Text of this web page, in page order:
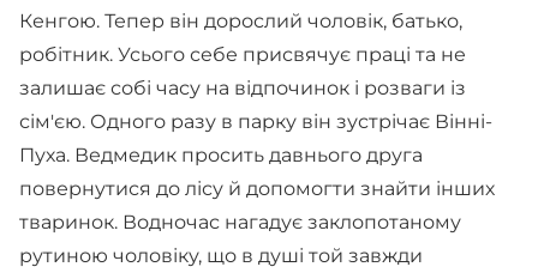
Кенгою. Тепер він дорослий чоловік, батько,
робітник. Усього себе присвячує праці та не
залишає собі часу на відпочинок і розваги із
сім'єю. Одного разу в парку він зустрічає Вінні-
Пуха. Ведмедик просить давнього друга
повернутися до лісу й допомогти знайти інших
тваринок. Водночас нагадує заклопотаному
рутиною чоловіку, що в душі той завжди